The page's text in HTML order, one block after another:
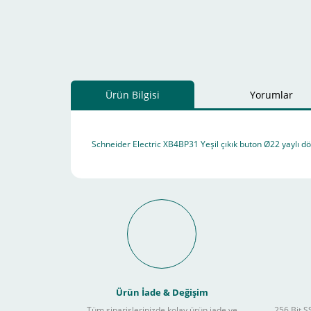
Ürün Bilgisi Yorumlar
Schneider Electric XB4BP31 Yeşil çıkık buton Ø22 yaylı
Schneider Electric
Kullanılır ?
Ürün İade & Değişim